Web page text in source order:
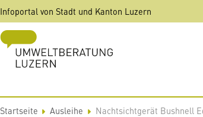
Infoportal von Stadt und Kanton Luzern
Startseite Ausleihe Nachtsichtgerät Bushnell